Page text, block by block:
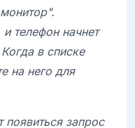
телефон начнет
в списке
на него для
запрос